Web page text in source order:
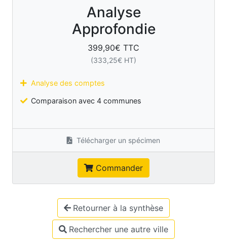
Analyse
Approfondie
399,90€ TTC
(333,25€ HT)
Analyse des comptes
Comparaison avec 4 communes
Télécharger un spécimen
Commander
Retourner à la synthèse
Rechercher une autre ville